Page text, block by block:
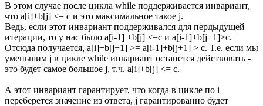
В этом случае после цикла while поддерживается инвариант,
что a[i]+b[j] <= c и это максимальное такое j.
Ведь, если этот инвариант поддерживался для пердыдущей
итерации, то у нас было a[i-1] +b[j] <=c и a[i-1]+b[j+1]>c.
Отсюда получается, a[i]+b[j+1] >= a[i-1]+b[j+1] > c. Т.е. если мы
уменьшим j в цикле while инвариант останется действовать -
это будет самое большое j, т.ч. a[i]+b[j] <= c.
А этот инвариант гарантирует, что когда в цикле по i
переберется значение из ответа, j гарантированно будет